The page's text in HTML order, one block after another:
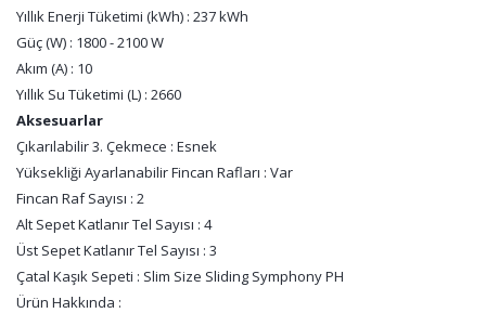
Yıllık Enerji Tüketimi (kWh) : 237 kWh
Güç (W) : 1800 - 2100 W
Akım (A) : 10
Yıllık Su Tüketimi (L) : 2660
Aksesuarlar
Çıkarılabilir 3. Çekmece : Esnek
Yüksekliği Ayarlanabilir Fincan Rafları : Var
Fincan Raf Sayısı : 2
Alt Sepet Katlanır Tel Sayısı : 4
Üst Sepet Katlanır Tel Sayısı : 3
Çatal Kaşık Sepeti : Slim Size Sliding Symphony PH
Ürün Hakkında :